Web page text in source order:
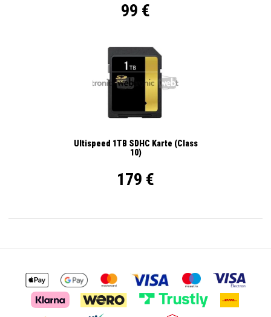
99 €
Ultispeed 1TB SDHC Karte (Class
10)
179 €